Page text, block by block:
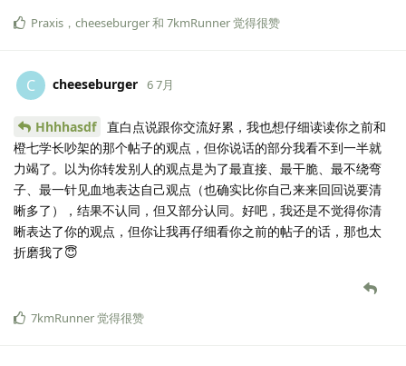
Praxis ， cheeseburger和 7kmRunner觉得很赞
C cheeseburger 6 7月
Hhhhasdf
直白点说跟你交流好累，我也想仔细读读你之前和
橙七学长吵架的那个帖子的观点，但你说话的部分我看不到一半就
力竭了。以为你转发别人的观点是为了最直接、最干脆、最不绕弯
子、最一针见血地表达自己观点（也确实比你自己来来回回说要清
晰多了），结果不认同，但又部分认同。好吧，我还是不觉得你清
晰表达了你的观点，但你让我再仔细看你之前的帖子的话，那也太
折磨我了😇
7kmRunner觉得很赞